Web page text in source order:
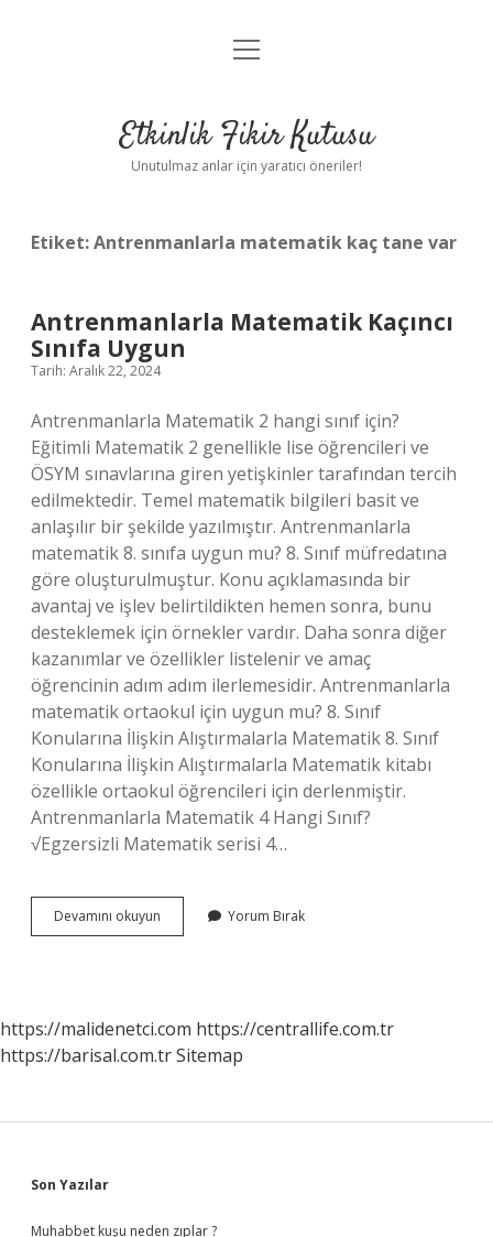
Anasayfa
Yasal Uyarı
menüyü
Etkinlik Fikir Kutusu
Unutulmaz anlar için yaratıcı öneriler!
Etiket:Antrenmanlarla matematik kaç tane var
Antrenmanlarla Matematik Kaçıncı
Sınıfa Uygun
Tarih: Aralık 22, 2024
Antrenmanlarla Matematik 2 hangi sınıf için?
Eğitimli Matematik 2 genellikle lise öğrencileri ve
ÖSYM sınavlarına giren yetişkinler tarafından tercih
edilmektedir. Temel matematik bilgileri basit ve
anlaşılır bir şekilde yazılmıştır. Antrenmanlarla
matematik 8. sınıfa uygun mu? 8. Sınıf müfredatına
göre oluşturulmuştur. Konu açıklamasında bir
avantaj ve işlev belirtildikten hemen sonra, bunu
desteklemek için örnekler vardır. Daha sonra diğer
kazanımlar ve özellikler listelenir ve amaç
öğrencinin adım adım ilerlemesidir. Antrenmanlarla
matematik ortaokul için uygun mu? 8. Sınıf
Konularına İlişkin Alıştırmalarla Matematik 8. Sınıf
Konularına İlişkin Alıştırmalarla Matematik kitabı
özellikle ortaokul öğrencileri için derlenmiştir.
Antrenmanlarla Matematik 4 Hangi Sınıf?
√Egzersizli Matematik serisi 4…
Devamını okuyun Antrenmanlarla
Matematik
Yorum Bırak
https://malidenetci.com https://centrallife.com.tr
https://barisal.com.trSitemap
Sidebar
Son Yazılar
Muhabbet kuşu neden zıplar ?